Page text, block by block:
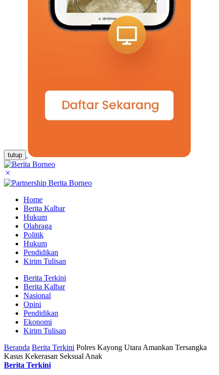
tutup
Home
Berita Kalbar
Hukum
Olahraga
Politik
Hukum
Pendidikan
Kirim Tulisan
Berita Terkini
Berita Kalbar
Nasional
Opini
Pendidikan
Ekonomi
Kirim Tulisan
Beranda Berita Terkini Polres Kayong Utara Amankan Tersangka
Kasus Kekerasan Seksual Anak
Berita Terkini